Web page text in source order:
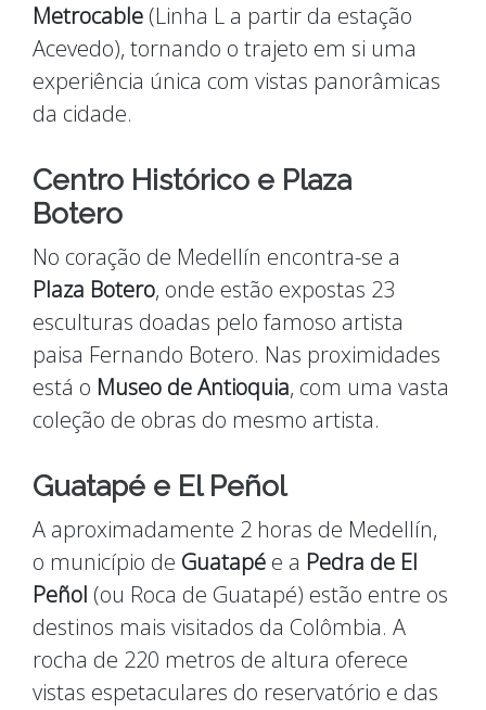
Metrocable (Linha L a partir da estação
Acevedo), tornando o trajeto em si uma
experiência única com vistas panorâmicas
da cidade.
Centro Histórico e Plaza
Botero
No coração de Medellín encontra-se a
Plaza Botero, onde estão expostas 23
esculturas doadas pelo famoso artista
paisa Fernando Botero. Nas proximidades
está o Museo de Antioquia, com uma vasta
coleção de obras do mesmo artista.
Guatapé e El Peñol
A aproximadamente 2 horas de Medellín,
o município de Guatapé e a Pedra de El
Peñol (ou Roca de Guatapé) estão entre os
destinos mais visitados da Colômbia. A
rocha de 220 metros de altura oferece
vistas espetaculares do reservatório e das